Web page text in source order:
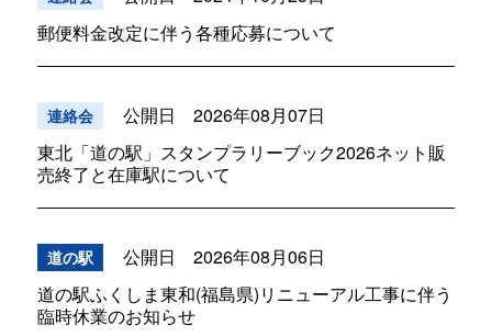
郵便料金改定に伴う各種応募について
連絡会
公開日 2026年08月07日
東北「道の駅」スタンプラリーブック2026ネット販
売終了と在庫駅について
道の駅
公開日 2026年08月06日
道の駅ふくしま東和(福島県)リニューアル工事に伴う
臨時休業のお知らせ